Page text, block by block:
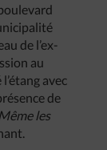
de l’ex-
au
avec
de
les